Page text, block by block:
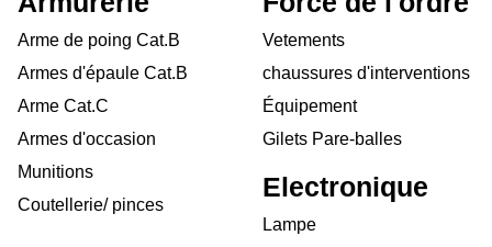
Arme de poing Cat.B
Armes d'épaule Cat.B
Arme Cat.C
Armes d'occasion
Munitions
Coutellerie/ pinces
Vetements
chaussures d'interventions
Équipement
Gilets Pare-balles
Electronique
Lampe